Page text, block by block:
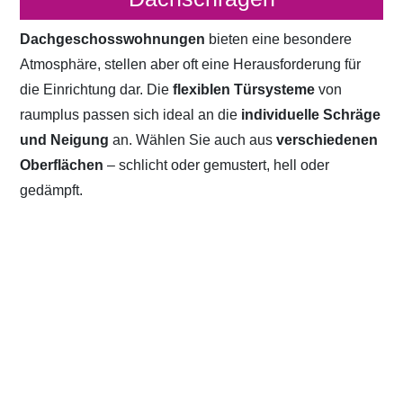
Dachgeschosswohnungen bieten eine besondere
Atmosphäre, stellen aber oft eine Herausforderung für
die Einrichtung dar. Dieflexiblen Türsystemevon
raumplus passen sich ideal an die individuelle Schräge
und Neigung an. Wählen Sie auch ausverschiedenen
Oberflächen – schlicht oder gemustert, hell oder
gedämpft.